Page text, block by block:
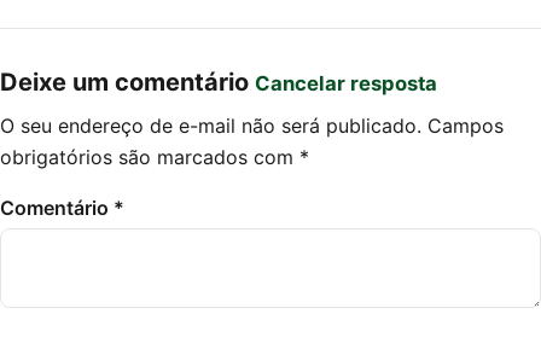
Deixe um comentário Cancelar resposta
O seu endereço de e-mail não será publicado. Campos
obrigatórios são marcados com *
Comentário *